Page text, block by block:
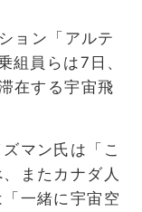
ョン「アルテ
組員らは7日、
在する宇宙飛
マン氏は「こ
またカナダ人
一緒に宇宙空